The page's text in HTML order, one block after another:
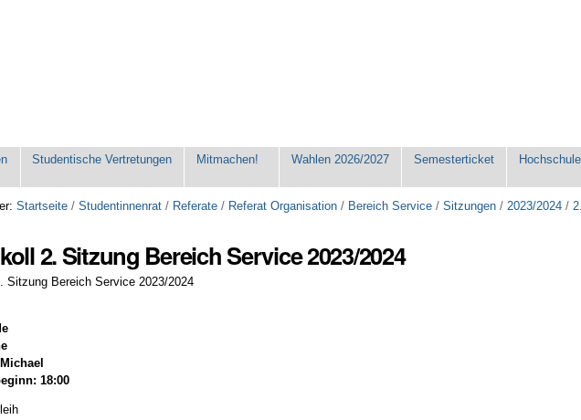
Studentische Vertretungen Mitmachen! Wahlen 2026/2027 Semesterticket Hochschule
Startseite /Studentinnenrat / Referate / Referat Organisation / Bereich Service /Sitzungen /2023/2024 /
2. Sitzung Bereich Service 2023/2024
Sitzung Bereich Service 2023/2024
18:00